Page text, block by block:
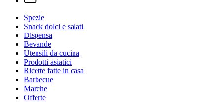
Spezie
Snack dolci e salati
Dispensa
Bevande
Utensili da cucina
Prodotti asiatici
Ricette fatte in casa
Barbecue
Marche
Offerte